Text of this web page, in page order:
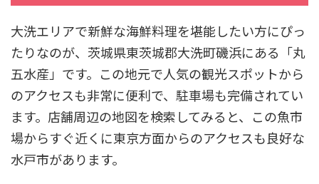
大洗エリアで新鮮な海鮮料理を堪能したい方にぴっ
たりなのが、茨城県東茨城郡大洗町磯浜にある「丸
五水産」です。この地元で人気の観光スポットから
のアクセスも非常に便利で、駐車場も完備されてい
ます。店舗周辺の地図を検索してみると、この魚市
場からすぐ近くに東京方面からのアクセスも良好な
水戸市があります。